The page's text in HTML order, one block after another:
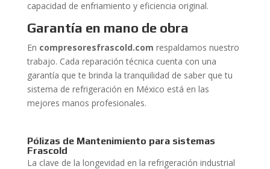
capacidad de enfriamiento y eficiencia original.
Garantía en mano de obra
En compresoresfrascold.com respaldamos nuestro
trabajo. Cada reparación técnica cuenta con una
garantía que te brinda la tranquilidad de saber que tu
sistema de refrigeración en México está en las
mejores manos profesionales.
Pólizas de Mantenimiento para sistemas
Frascold
La clave de la longevidad en la refrigeración industrial